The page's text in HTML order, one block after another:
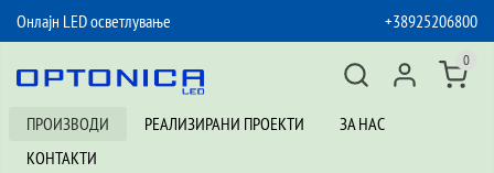
Онлајн LED осветлување
+38925206800
ПРОИЗВОДИ РЕАЛИЗИРАНИ ПРОЕКТИ
ЗА НАС
КОНТАКТИ
0